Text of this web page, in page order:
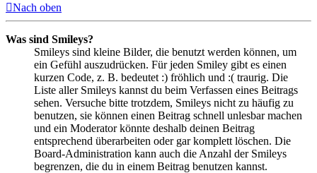
Nach oben
Was sind Smileys?
Smileys sind kleine Bilder, die benutzt werden können, um
ein Gefühl auszudrücken. Für jeden Smiley gibt es einen
kurzen Code, z. B. bedeutet :) fröhlich und :( traurig. Die
Liste aller Smileys kannst du beim Verfassen eines Beitrags
sehen. Versuche bitte trotzdem, Smileys nicht zu häufig zu
benutzen, sie können einen Beitrag schnell unlesbar machen
und ein Moderator könnte deshalb deinen Beitrag
entsprechend überarbeiten oder gar komplett löschen. Die
Board-Administration kann auch die Anzahl der Smileys
begrenzen, die du in einem Beitrag benutzen kannst.